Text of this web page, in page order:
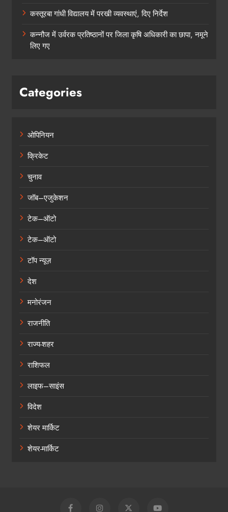
कस्तूरबा गांधी विद्यालय में परखी व्यवस्थाएं, दिए निर्देश
कन्नौज में उर्वरक प्रतिष्ठानों पर जिला कृषि अधिकारी का छापा, नमूने
लिए गए
Categories
ओपिनियन
क्रिकेट
चुनाव
जॉब–एजुकेशन
टेक–ऑटो
टेक–ऑटो
टॉप न्यूज़
देश
मनोरंजन
राजनीति
राज्य-शहर
राशिफल
लाइफ–साइंस
विदेश
शेयर मार्किट
शेयर-मार्किट